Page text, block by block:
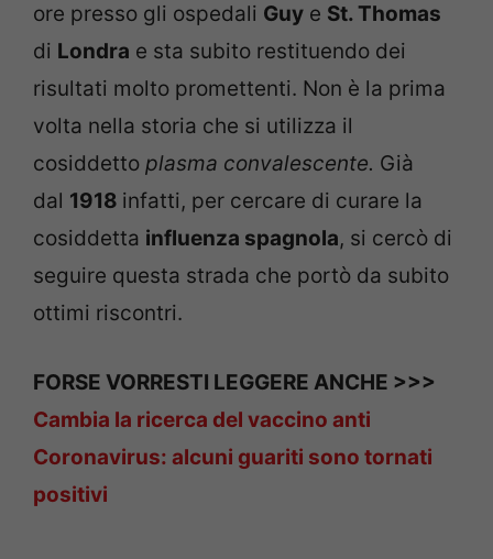
ore presso gli ospedali Guy e St. Thomas
di Londra e sta subito restituendo dei
risultati molto promettenti. Non è la prima
volta nella storia che si utilizza il
cosiddetto plasma convalescente. Già
dal 1918 infatti, per cercare di curare la
cosiddetta influenza spagnola, si cercò di
seguire questa strada che portò da subito
ottimi riscontri.
FORSE VORRESTI LEGGERE ANCHE >>>
Cambia la ricerca del vaccino anti
Coronavirus: alcuni guariti sono tornati
positivi